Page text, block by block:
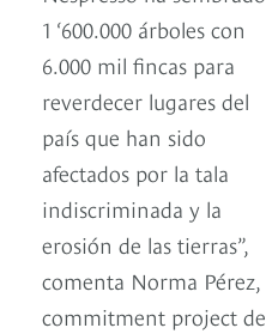
1 ‘600.000 árboles con
6.000 mil fincas para
reverdecer lugares del
país que han sido
afectados por la tala
indiscriminada y la
erosión de las tierras”,
comenta Norma Pérez,
commitment project de